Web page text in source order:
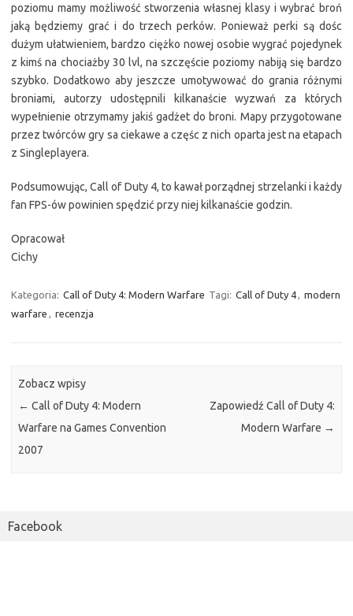
poziomu mamy możliwość stworzenia własnej klasy i wybrać broń
jaką będziemy grać i do trzech perków. Ponieważ perki są dośc
dużym ułatwieniem, bardzo ciężko nowej osobie wygrać pojedynek
z kimś na chociażby 30 lvl, na szczęście poziomy nabiją się bardzo
szybko. Dodatkowo aby jeszcze umotywować do grania różnymi
broniami, autorzy udostępnili kilkanaście wyzwań za których
wypełnienie otrzymamy jakiś gadżet do broni. Mapy przygotowane
przez twórców gry sa ciekawe a częśc z nich oparta jest na etapach
z Singleplayera.
Podsumowując, Call of Duty 4, to kawał porządnej strzelanki i każdy
fan FPS-ów powinien spędzić przy niej kilkanaście godzin.
Opracował
Cichy
Kategoria: Call of Duty 4: Modern Warfare Tagi: Call of Duty 4
modern
warfare
recenzja
Zobacz wpisy
← Call of Duty 4: Modern
Warfare na Games Convention
2007
Zapowiedź Call of Duty 4:
Modern Warfare →
Facebook